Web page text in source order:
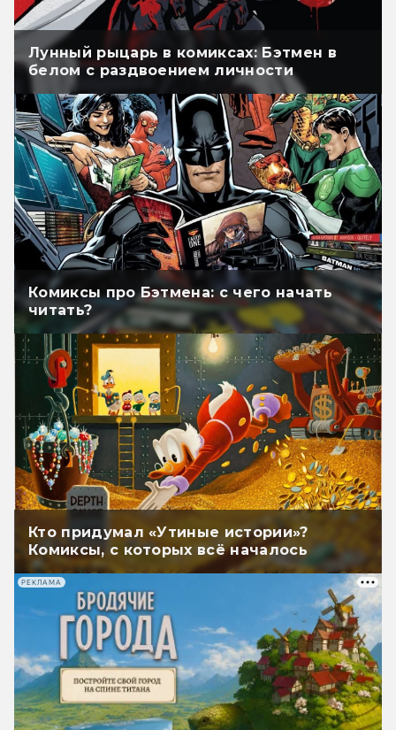
Лунный рыцарь в комиксах: Бэтмен в
белом с раздвоением личности
Комиксы про Бэтмена: с чего начать
читать?
Кто придумал «Утиные истории»?
Комиксы, с которых всё началось
РЕКЛАМА